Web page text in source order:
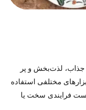
لذت‌‌بخش و پر
مختلفی استفاده
فرایندی سخت یا